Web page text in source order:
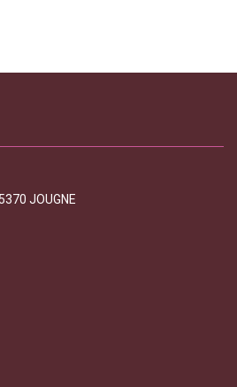
JOUGNE